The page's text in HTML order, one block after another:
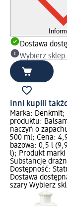
Dostawa
Wybierz sklep
Inni kupili
Marka: Denkmit;
produktu:
naczyń o
500 ml; Cena:
bazowa: 0,5 l
l); Produkt marki
Substancje
Dostępność:
Dostawa
szary Wybierz